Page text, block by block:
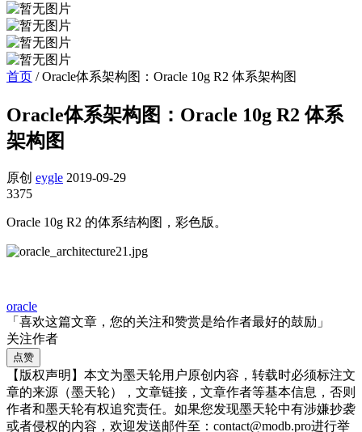
首页 /Oracle体系架构图：Oracle 10g R2 体系架构图
Oracle体系架构图：Oracle 10g R2 体系
架构图
原创 eygle 2019-09-29
3375
Oracle 10g R2 的体系结构图，彩色版。
oracle
「喜欢这篇文章，您的关注和赞赏是给作者最好的鼓励」
关注作者
点赞
【版权声明】本文为墨天轮用户原创内容，转载时必须标注文
章的来源（墨天轮），文章链接，文章作者等基本信息，否则
作者和墨天轮有权追究责任。如果您发现墨天轮中有涉嫌抄袭
或者侵权的内容，欢迎发送邮件至：contact@modb.pro进行举